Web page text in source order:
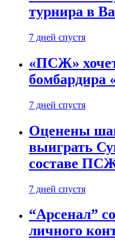
турнира в
7 дней спустя
«ПСЖ»
бомбардира
7 дней спустя
Оценены
выиграть
составе
7 дней спустя
“Арсенал”
личного